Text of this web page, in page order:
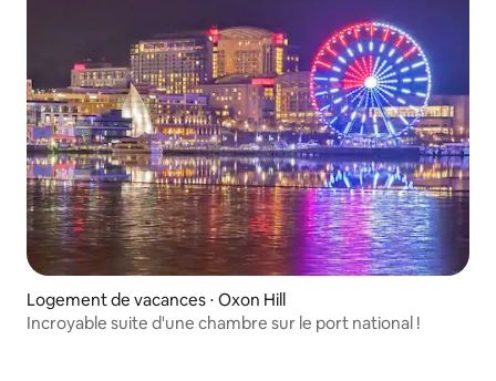
Logement de vacances ⋅ Oxon Hill
Incroyable suite d'une chambre sur le port national !